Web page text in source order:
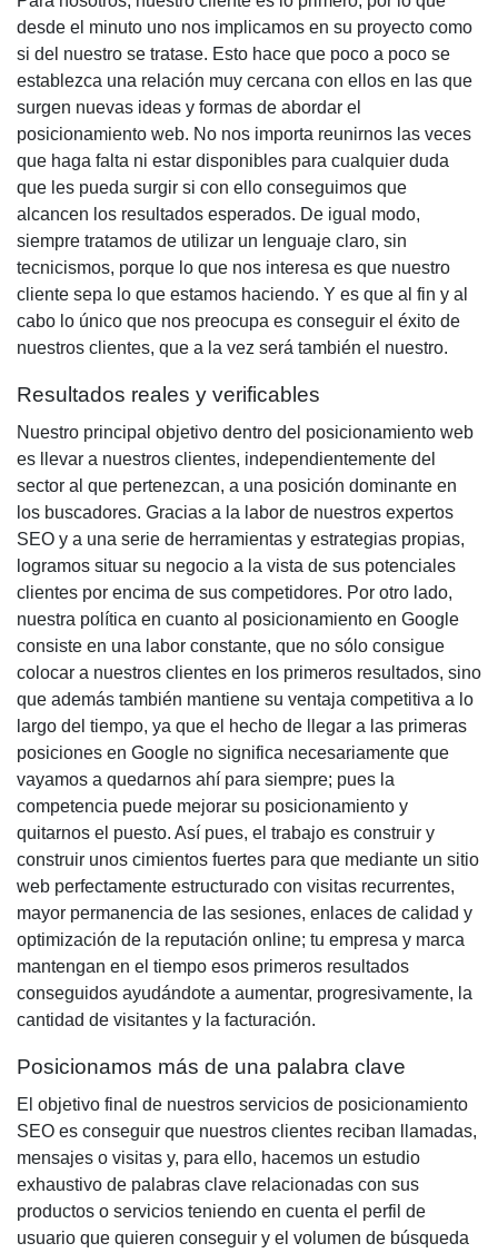
desde el minuto uno nos implicamos en su proyecto como
si del nuestro se tratase. Esto hace que poco a poco se
establezca una relación muy cercana con ellos en las que
surgen nuevas ideas y formas de abordar el
posicionamiento web. No nos importa reunirnos las veces
que haga falta ni estar disponibles para cualquier duda
que les pueda surgir si con ello conseguimos que
alcancen los resultados esperados. De igual modo,
siempre tratamos de utilizar un lenguaje claro, sin
tecnicismos, porque lo que nos interesa es que nuestro
cliente sepa lo que estamos haciendo. Y es que al fin y al
cabo lo único que nos preocupa es conseguir el éxito de
nuestros clientes, que a la vez será también el nuestro.
Resultados reales y verificables
Nuestro principal objetivo dentro del posicionamiento web
es llevar a nuestros clientes, independientemente del
sector al que pertenezcan, a una posición dominante en
los buscadores. Gracias a la labor de nuestros expertos
SEO y a una serie de herramientas y estrategias propias,
logramos situar su negocio a la vista de sus potenciales
clientes por encima de sus competidores. Por otro lado,
nuestra política en cuanto al posicionamiento en Google
consiste en una labor constante, que no sólo consigue
colocar a nuestros clientes en los primeros resultados, sino
que además también mantiene su ventaja competitiva a lo
largo del tiempo, ya que el hecho de llegar a las primeras
posiciones en Google no significa necesariamente que
vayamos a quedarnos ahí para siempre; pues la
competencia puede mejorar su posicionamiento y
quitarnos el puesto. Así pues, el trabajo es construir y
construir unos cimientos fuertes para que mediante un sitio
web perfectamente estructurado con visitas recurrentes,
mayor permanencia de las sesiones, enlaces de calidad y
optimización de la reputación online; tu empresa y marca
mantengan en el tiempo esos primeros resultados
conseguidos ayudándote a aumentar, progresivamente, la
cantidad de visitantes y la facturación.
Posicionamos más de una palabra clave
El objetivo final de nuestros servicios de posicionamiento
SEO es conseguir que nuestros clientes reciban llamadas,
mensajes o visitas y, para ello, hacemos un estudio
exhaustivo de palabras clave relacionadas con sus
productos o servicios teniendo en cuenta el perfil de
usuario que quieren conseguir y el volumen de búsqueda